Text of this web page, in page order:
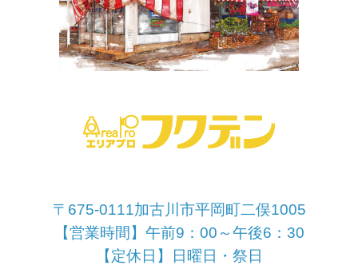
〒675-0111加古川市平岡町二俣1005
【営業時間】午前9：00～午後6：30
【定休日】日曜日・祭日